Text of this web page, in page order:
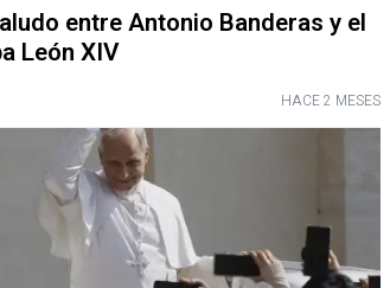
entre Antonio Banderas y el
León XIV
HACE 2 MESES